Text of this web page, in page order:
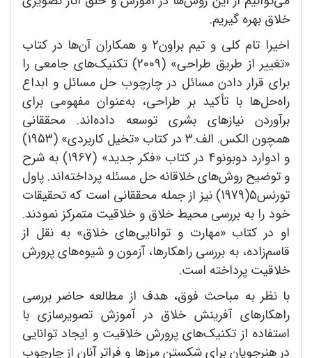
خلاق بهره گیریم.
اخیرا تام کلی و تیم براون2 و همکاران آن‌ها در کتاب
«تغییر از طریق طراحی» (2009) تکنیک‌های جامعی را
برای قرار دادن مسائل در چارچوب حل مسائل و ابداع
راه‌حل‌ها با تأکید بر طراحی، به‌عنوان مفهومی برای
برآوردن نیازهای بشری توسعه داده‌اند. محققانی
همچون الکس. الف.3 در کتاب «تخیل کاربردی» (1953)
و ادوارد دوبونو4 در کتاب «فکر جدید» (1967) به شرح
و توضیح روش‌های خلاقانه حل مسئله پرداخته‌اند. پاول
تورنس5(1979) نیز از جمله محققانی است که تحقیقات
خود را به بررسی محیط خلاق و خلاقیت متمرکز نمودند.
او در کتاب «مهارت و توانایی‌های خلاق» به نقل از
قاسم‌زاده، به بررسی راهکارها،‌ آزمون و شیوه‌های پرورش
خلاقیت پرداخته است.
با نظر به مباحث فوق، هدف از مطالعه حاضر بررسی
راهکارهای آفرینش خلاق در آموزش تصویرسازی با
استفاده از تکنیک‌های پرورش خلاقیت و ایجاد توانایی
در هنرجویان برای شکستن مرزها و فراتر آنان از چارچوب‌